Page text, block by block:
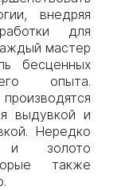
внедряя
для
мастер
бесценных
опыта.
выдувкой и
Нередко
и золото
также